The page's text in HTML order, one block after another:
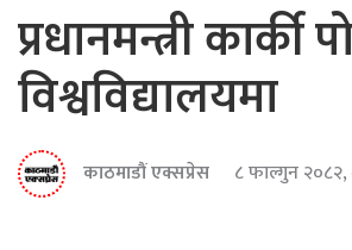
प्रधानमन्त्री कार्की
विश्वविद्यालयमा
काठमाडौं एक्सप्रेस ८ फाल्गुन २०८२,